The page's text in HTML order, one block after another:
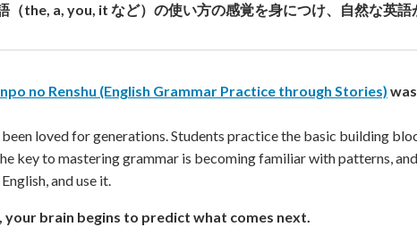
the, a, you, it など）の使い方の感覚を身につけ、自然な英語
no Renshu (English Grammar Practice through Stories)
loved for generations. Students practice the basic building
key to mastering grammar is becoming familiar with patterns,
English, and use it.
brain begins to predict what comes next.